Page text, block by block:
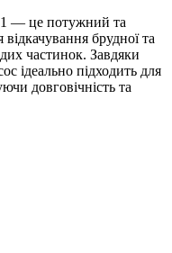
— це потужний та
брудної та
частинок. Завдяки
ідеально підходить для
довговічність та